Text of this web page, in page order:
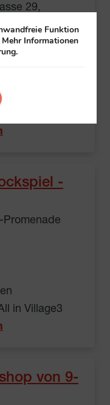
29,
-
in Village3
von 9-
Funktion
Informationen